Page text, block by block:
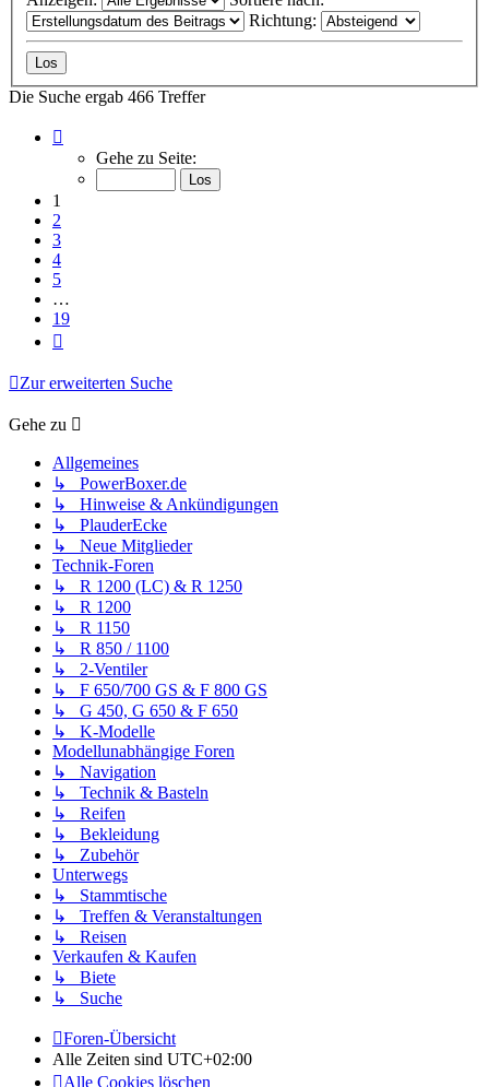
Richtung:
Die Suche ergab 466 Treffer
von
Gehe zu Seite:
1
2
3
4
5
…
19
Zur erweiterten Suche
Gehe zu
Allgemeines
↳ PowerBoxer.de
↳ Hinweise & Ankündigungen
↳ PlauderEcke
↳ Neue Mitglieder
Technik-Foren
↳ R 1200 (LC) & R 1250
↳ R 1200
↳ R 1150
↳ R 850 / 1100
↳ 2-Ventiler
↳ F 650/700 GS & F 800 GS
↳ G 450, G 650 & F 650
↳ K-Modelle
Modellunabhängige Foren
↳ Navigation
↳ Technik & Basteln
↳ Reifen
↳ Bekleidung
↳ Zubehör
Unterwegs
↳ Stammtische
↳ Treffen & Veranstaltungen
↳ Reisen
Verkaufen & Kaufen
↳ Biete
↳ Suche
Foren-Übersicht
Alle Zeiten sind UTC+02:00
Alle Cookies löschen